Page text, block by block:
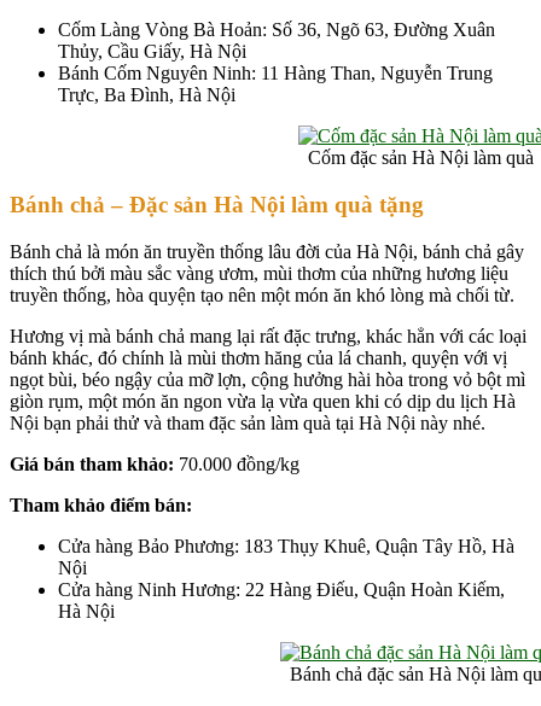
Cốm Làng Vòng Bà Hoản: Số 36, Ngõ 63, Đường Xuân
Thủy, Cầu Giấy, Hà Nội
Bánh Cốm Nguyên Ninh: 11 Hàng Than, Nguyễn Trung
Trực, Ba Đình, Hà Nội
Cốm đặc sản Hà Nội làm quà
Bánh chả – Đặc sản Hà Nội làm quà tặng
Bánh chả là món ăn truyền thống lâu đời của Hà Nội, bánh chả gây
thích thú bởi màu sắc vàng ươm, mùi thơm của những hương liệu
truyền thống, hòa quyện tạo nên một món ăn khó lòng mà chối từ.
Hương vị mà bánh chả mang lại rất đặc trưng, khác hẳn với các loại
bánh khác, đó chính là mùi thơm hăng của lá chanh, quyện với vị
ngọt bùi, béo ngậy của mỡ lợn, cộng hưởng hài hòa trong vỏ bột mì
giòn rụm, một món ăn ngon vừa lạ vừa quen khi có dịp du lịch Hà
Nội bạn phải thử và tham đặc sản làm quà tại Hà Nội này nhé.
Giá bán tham khảo: 70.000 đồng/kg
Tham khảo điểm bán:
Cửa hàng Bảo Phương: 183 Thụy Khuê, Quận Tây Hồ, Hà
Nội
Cửa hàng Ninh Hương: 22 Hàng Điếu, Quận Hoàn Kiếm,
Hà Nội
Bánh chả đặc sản Hà Nội làm